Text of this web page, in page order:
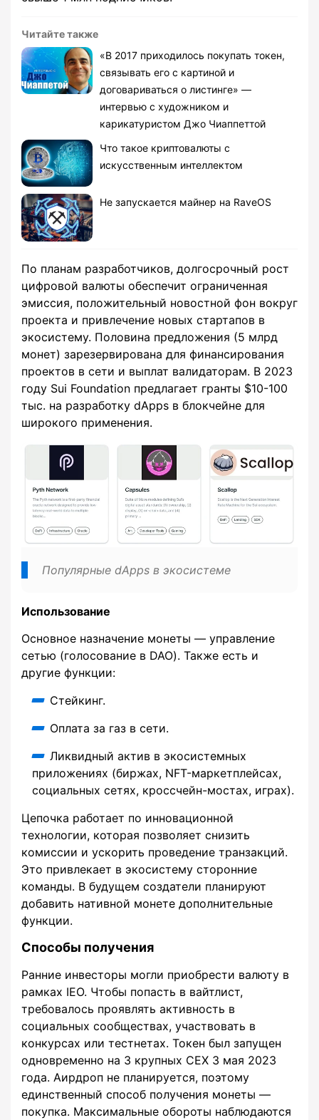
Читайте также
«В 2017 приходилось покупать токен,
связывать его с картиной и
договариваться о листинге» —
интервью с художником и
карикатуристом Джо Чиаппеттой
Что такое криптовалюты с
искусственным интеллектом
Не запускается майнер на RaveOS
По планам разработчиков, долгосрочный рост
цифровой валюты обеспечит ограниченная
эмиссия, положительный новостной фон вокруг
проекта и привлечение новых стартапов в
экосистему. Половина предложения (5 млрд
монет) зарезервирована для финансирования
проектов в сети и выплат валидаторам. В 2023
году Sui Foundation предлагает гранты $10-100
тыс. на разработку dApps в блокчейне для
широкого применения.
Популярные dApps в экосистеме
Использование
Основное назначение монеты — управление
сетью (голосование в DAO). Также есть и
другие функции:
Стейкинг.
Оплата за газ в сети.
Ликвидный актив в экосистемных
приложениях (биржах, NFT-маркетплейсах,
социальных сетях, кроссчейн-мостах, играх).
Цепочка работает по инновационной
технологии, которая позволяет снизить
комиссии и ускорить проведение транзакций.
Это привлекает в экосистему сторонние
команды. В будущем создатели планируют
добавить нативной монете дополнительные
функции.
Способы получения
Ранние инвесторы могли приобрести валюту в
рамках IEO. Чтобы попасть в вайтлист,
требовалось проявлять активность в
социальных сообществах, участвовать в
конкурсах или тестнетах. Токен был запущен
одновременно на 3 крупных CEX 3 мая 2023
года. Аирдроп не планируется, поэтому
единственный способ получения монеты —
покупка. Максимальные обороты наблюдаются